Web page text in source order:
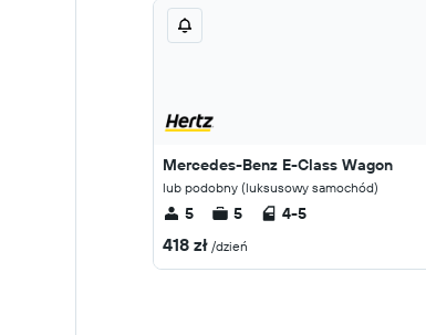
Mercedes-Benz E-Class Wagon
lub podobny (luksusowy samochód)
5 5 4-5
418 zł /dzień